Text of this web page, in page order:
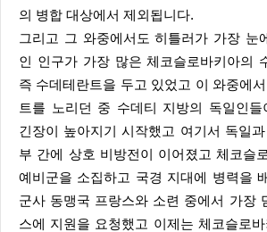
의 병합 대상에서 제외됩니다.
그리고 그 와중에서도 히틀러가 가장 눈에 두고 있었던 독일
인 인구가 가장 많은 체코슬로바키아의
즉 수데테란트을 두고 있었고 이 와중에
트를 노리던 중 수데티 지방의 독일인
긴장이 높아지기 시작했고 여기서 독일
부 간에 상호 비방전이 이어졌고 체코슬
예비군을 소집하고 국경 지대에 병력을
군사 동맹국 프랑스와 소련 중에서 가장
스에 지원을 요청했고 이제는 체코슬로